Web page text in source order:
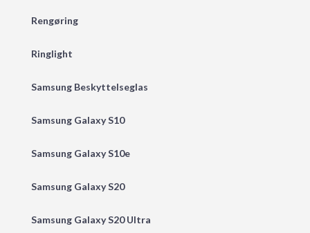
Rengøring
Ringlight
Samsung Beskyttelseglas
Samsung Galaxy S10
Samsung Galaxy S10e
Samsung Galaxy S20
Samsung Galaxy S20 Ultra